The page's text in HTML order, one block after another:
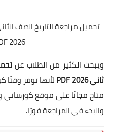
تحميل مراجعة التاريخ الصف
2026 PDF مجانا
ويبحث الكثير من الطلاب عن
ثاني 2026 PDF
لأنها توفر وقتًا
متاح مجانًا على موقع
والبدء في المراجعة فورًا.